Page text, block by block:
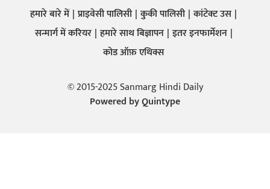
हमारे बारे में प्राइवेसी पालिसी कुकी पालिसी कांटेक्ट उस
सन्मार्ग में करियर हमारे साथ बिज्ञापन इतर इनफार्मेशन
कोड ऑफ़ एथिक्स
© 2015-2025 Sanmarg Hindi Daily
Powered byQuintype